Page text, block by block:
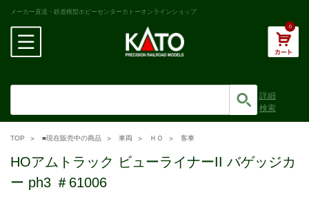
メーカー直送・鉄道模型ホビーセンターカトーオンラインショップ
0
詳細
検索
TOP ■現在販売中の商品 車両 ＨＯ 客車
HOアムトラック ビューライナーII バゲッジカ
ー ph3 ＃61006